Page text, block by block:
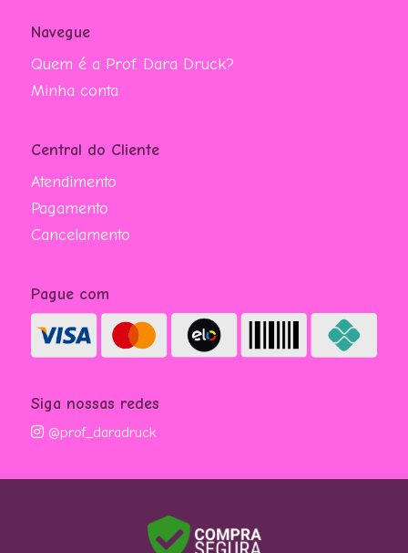
Navegue
Quem é a Prof. Dara Druck?
Minha conta
Central do Cliente
Atendimento
Pagamento
Cancelamento
Pague com
Siga nossas redes
@prof_daradruck